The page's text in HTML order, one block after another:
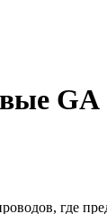
GA
где